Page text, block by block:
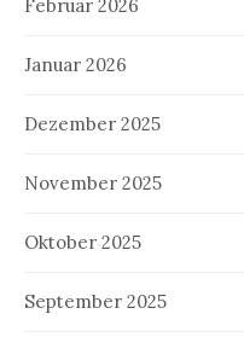
Februar 2026
Januar 2026
Dezember 2025
November 2025
Oktober 2025
September 2025